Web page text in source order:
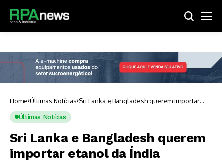
Home Últimas Notícias Sri Lanka e Bangladesh querem importar
etanol da Índia
Últimas Notícias
Sri Lanka e Bangladesh querem
importar etanol da Índia